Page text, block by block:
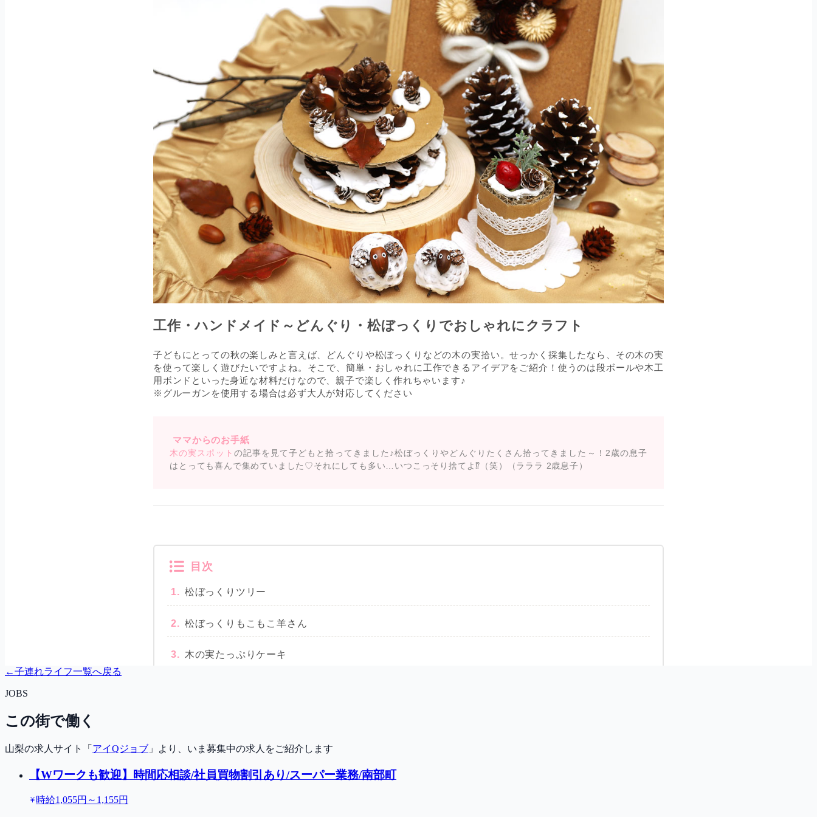
←子連れライフ一覧へ戻る
JOBS
この街で働く
山梨の求人サイト「 アイQジョブ 」より、いま募集中の求人をご紹介します
【Wワークも歓迎】時間応相談/社員買物割引あり/スーパー業務/南部町
時給1,055円～1,155円